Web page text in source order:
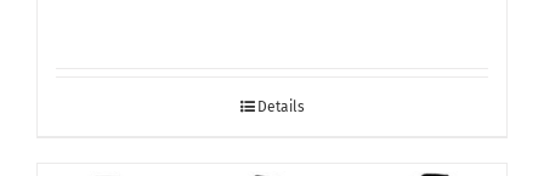
Details